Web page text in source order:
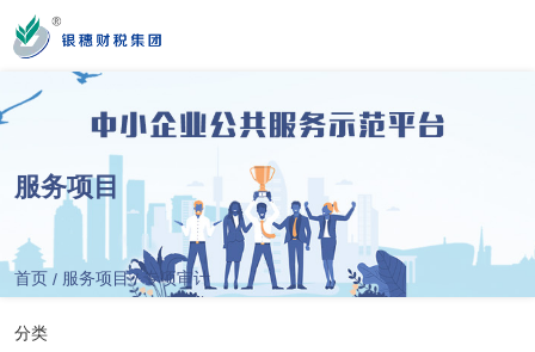
您好！新疆银穗财税服务集团股份有限公司官方网站！
营业时间
MON-SAT 10：00-19：00
全国服务热线
服务项目
首页 / 服务项目 /专项审计
分类